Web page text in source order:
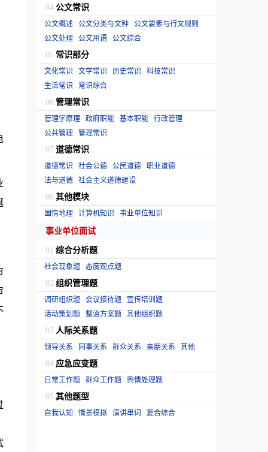
04 公文常识
公文概述 公文分类与文种 公文要素与行文规则
公文处理 公文用语 公文综合
05 常识部分
文化常识 文学常识 历史常识 科技常识
生活常识
常识综合
06 管理常识
管理学原理 政府职能 基本职能 行政管理
公共管理 管理常识
07 道德常识
道德常识 社会公德 公民道德 职业道德
法与道德 社会主义道德建设
08 其他模块
国情地理 计算机知识 事业单位知识
事业单位面试
01 综合分析题
社会现象题 态度观点题
02 组织管理题
调研组织题 会议接待题 宣传培训题
活动策划题 整治方案题 其他组织题
03 人际关系题
领导关系 同事关系 群众关系 亲朋关系 其他
04 应急应变题
日常工作题 群众工作题 舆情处理题
05 其他题型
自我认知 情景模拟 演讲串词 复合综合